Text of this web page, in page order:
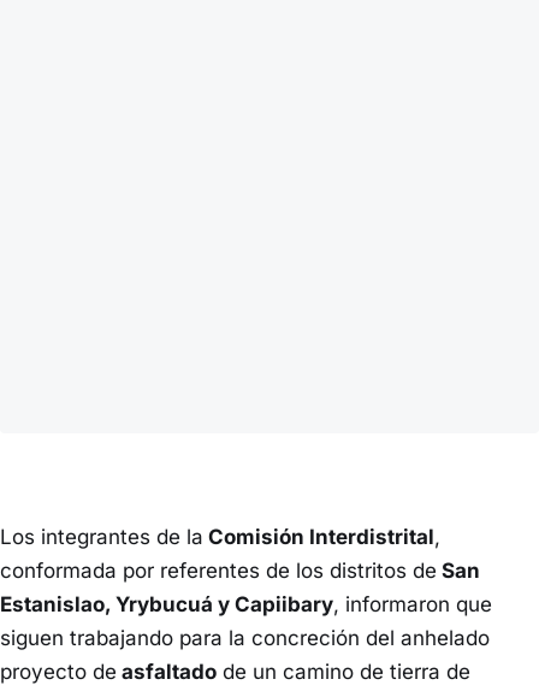
Los integrantes de la Comisión Interdistrital,
conformada por referentes de los distritos de San
Estanislao, Yrybucuá y Capiibary, informaron que
siguen trabajando para la concreción del anhelado
proyecto de asfaltado de un camino de tierra de